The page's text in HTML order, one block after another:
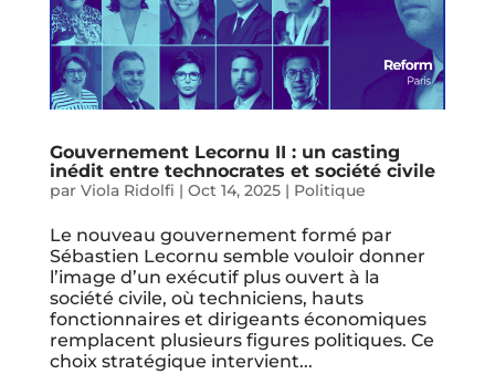
Gouvernement Lecornu II : un casting
inédit entre technocrates et société civile
par Viola Ridolfi | Oct 14, 2025| Politique
Le nouveau gouvernement formé par
Sébastien Lecornu semble vouloir donner
l’image d’un exécutif plus ouvert à la
société civile, où techniciens, hauts
fonctionnaires et dirigeants économiques
remplacent plusieurs figures politiques. Ce
choix stratégique intervient...